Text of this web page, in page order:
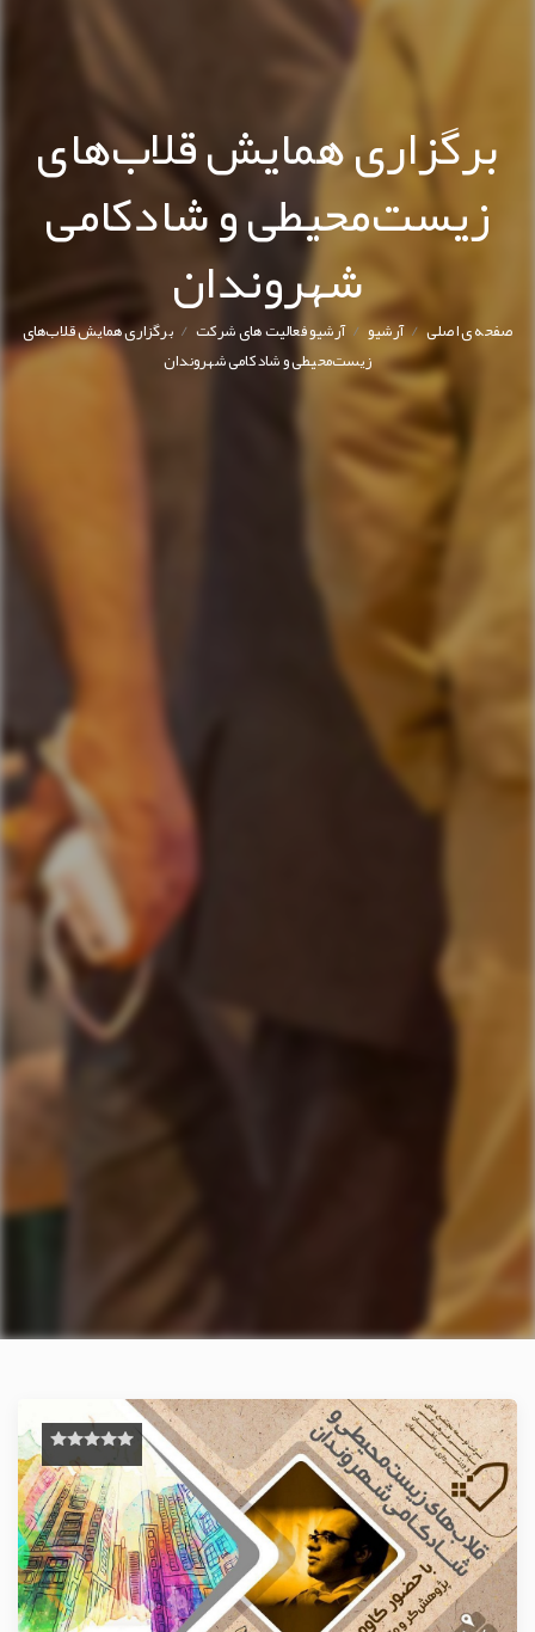
برگزاری همایش قلاب‌های
زيست‌محيطی و شادكامی
شهروندان
صفحه ی اصلی/آرشیو/ آرشیو فعالیت های شرکت/ برگزاری همایش قلاب‌های
زيست‌محيطی و شادكامی شهروندان